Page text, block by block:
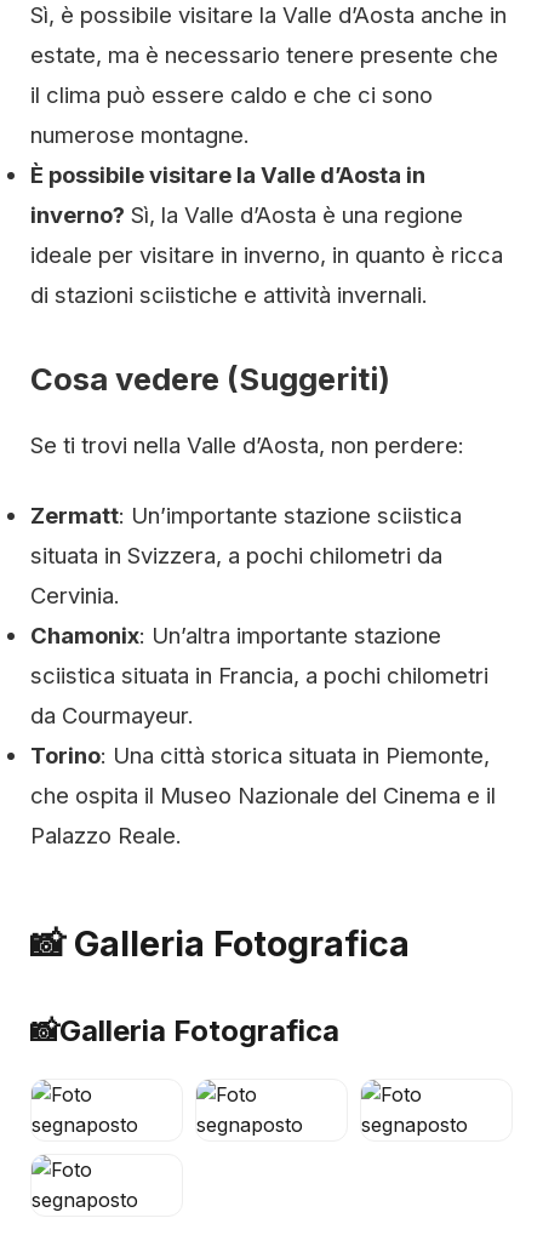
Sì, è possibile visitare la Valle d’Aosta anche in
estate, ma è necessario tenere presente che
il clima può essere caldo e che ci sono
numerose montagne.
È possibile visitare la Valle d’Aosta in
inverno? Sì, la Valle d’Aosta è una regione
ideale per visitare in inverno, in quanto è ricca
di stazioni sciistiche e attività invernali.
Cosa vedere (Suggeriti)
Se ti trovi nella Valle d’Aosta, non perdere:
Zermatt: Un’importante stazione sciistica
situata in Svizzera, a pochi chilometri da
Cervinia.
Chamonix: Un’altra importante stazione
sciistica situata in Francia, a pochi chilometri
da Courmayeur.
Torino: Una città storica situata in Piemonte,
che ospita il Museo Nazionale del Cinema e il
Palazzo Reale.
📸 Galleria Fotografica
📸Galleria Fotografica